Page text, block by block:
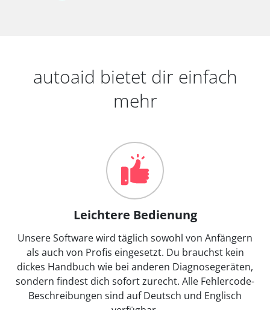
autoaid bietet dir einfach
mehr
Leichtere Bedienung
Unsere Software wird täglich sowohl von Anfängern
als auch von Profis eingesetzt. Du brauchst kein
dickes Handbuch wie bei anderen Diagnosegeräten,
sondern findest dich sofort zurecht. Alle Fehlercode-
Beschreibungen sind auf Deutsch und Englisch